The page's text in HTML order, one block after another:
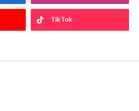
TikTok